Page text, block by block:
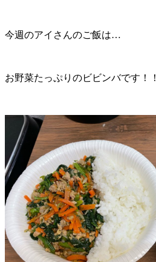
今週のアイさんのご飯は…
お野菜たっぷりのビビンバです！！